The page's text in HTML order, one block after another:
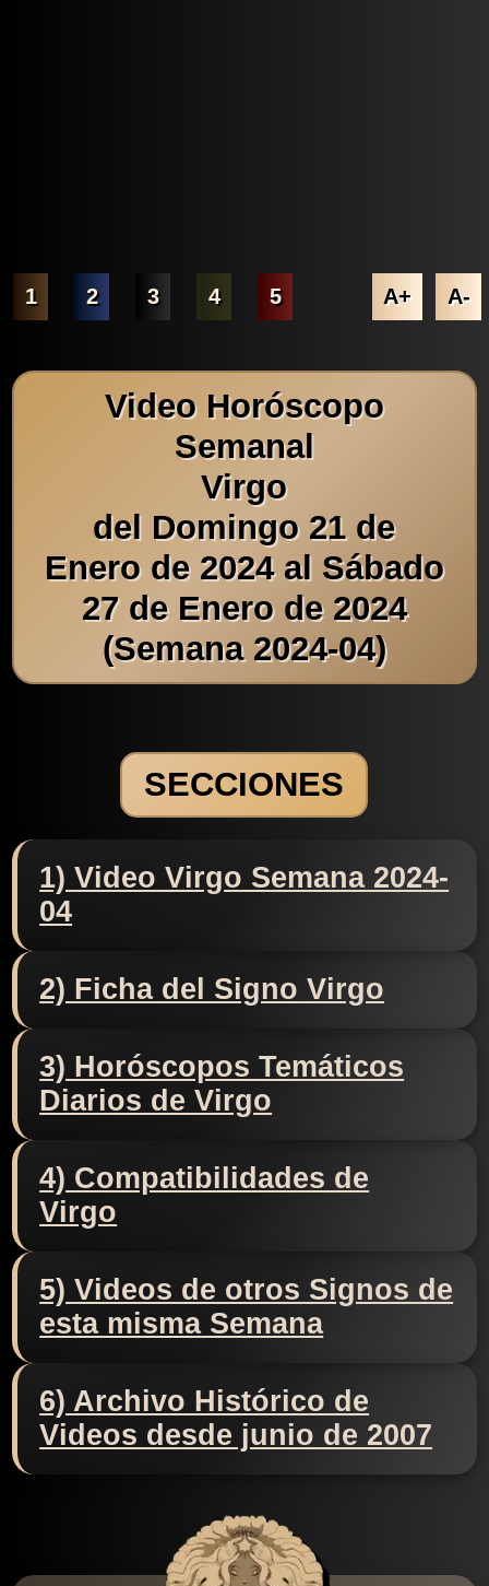
1 2 3 4 5 A+ A-
Video Horóscopo
Semanal
Virgo
del Domingo 21 de
Enero de 2024 al Sábado
27 de Enero de 2024
(Semana 2024-04)
SECCIONES
1) Video Virgo Semana 2024-
04
2) Ficha del Signo Virgo
3) Horóscopos Temáticos
Diarios de Virgo
4) Compatibilidades de
Virgo
5) Videos de otros Signos de
esta misma Semana
6) Archivo Histórico de
Videos desde junio de 2007